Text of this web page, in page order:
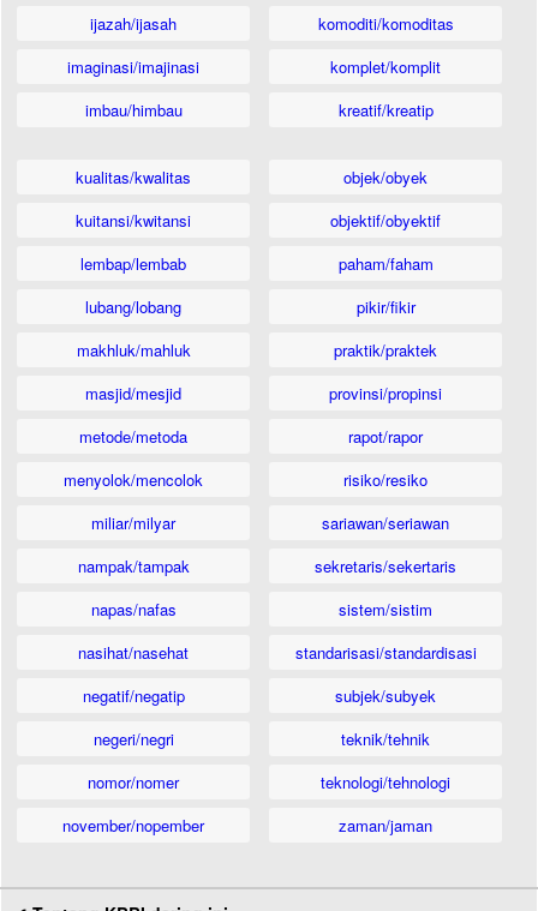
ijazah/ijasah
imaginasi/imajinasi
imbau/himbau
komoditi/komoditas
komplet/komplit
kreatif/kreatip
kualitas/kwalitas
kuitansi/kwitansi
lembap/lembab
lubang/lobang
makhluk/mahluk
masjid/mesjid
metode/metoda
menyolok/mencolok
miliar/milyar
nampak/tampak
napas/nafas
nasihat/nasehat
negatif/negatip
negeri/negri
nomor/nomer
november/nopember
objek/obyek
objektif/obyektif
paham/faham
pikir/fikir
praktik/praktek
provinsi/propinsi
rapot/rapor
risiko/resiko
sariawan/seriawan
sekretaris/sekertaris
sistem/sistim
standarisasi/standardisasi
subjek/subyek
teknik/tehnik
teknologi/tehnologi
zaman/jaman